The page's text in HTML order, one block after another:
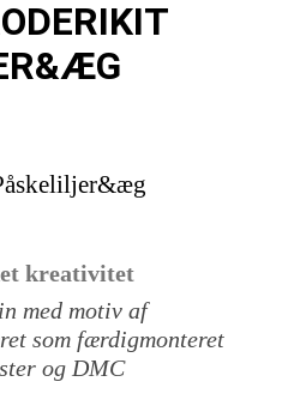
kreativitet
med motiv af
som færdigmonteret
og DMC